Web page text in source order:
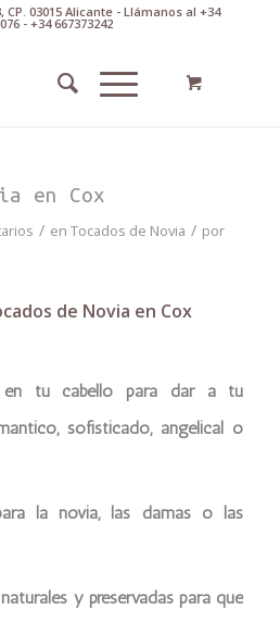
CP. 03015 Alicante - Llámanos al +34
- +34 667373242
en Cox
/ en Tocados de Novia / por
de Novia en Cox
en tu cabello para dar a tu
sofisticado, angelical o
la novia, las damas o las
y preservadas para que